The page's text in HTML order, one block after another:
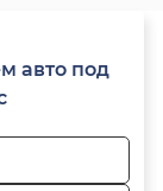
авто под